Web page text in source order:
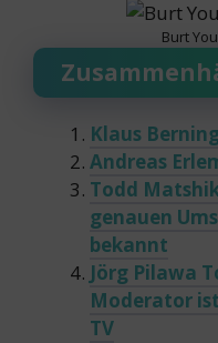
Burt
Klaus
Andreas
Todd
genauen
bekannt
Jörg Pilawa
Moderator
TV